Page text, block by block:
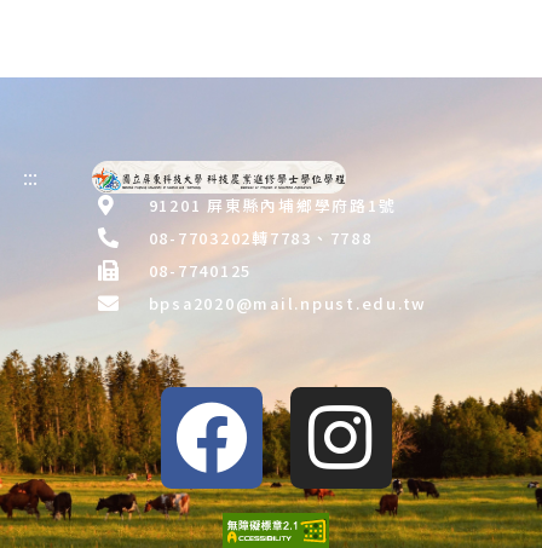
:::
91201 屏東縣內埔鄉學府路1號
08-7703202轉7783、7788
08-7740125
bpsa2020@mail.npust.edu.tw